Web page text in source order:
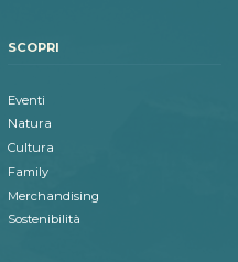
SCOPRI
Eventi
Natura
Cultura
Family
Merchandising
Sostenibilità